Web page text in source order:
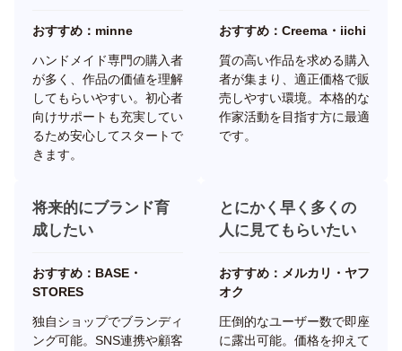
おすすめ：minne
ハンドメイド専門の購入者
が多く、作品の価値を理解
してもらいやすい。初心者
向けサポートも充実してい
るため安心してスタートで
きます。
おすすめ：Creema・iichi
質の高い作品を求める購入
者が集まり、適正価格で販
売しやすい環境。本格的な
作家活動を目指す方に最適
です。
将来的にブランド育
成したい
おすすめ：BASE・
STORES
独自ショップでブランディ
ング可能。SNS連携や顧客
とにかく早く多くの
人に見てもらいたい
おすすめ：メルカリ・ヤフ
オク
圧倒的なユーザー数で即座
に露出可能。価格を抑えて